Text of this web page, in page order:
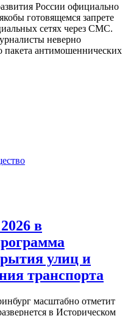
России официально
готовящемся запрете
сетях через СМС.
неверно
пакета антимошеннических
в
улиц и
транспорта
масштабно отметит
в Историческом